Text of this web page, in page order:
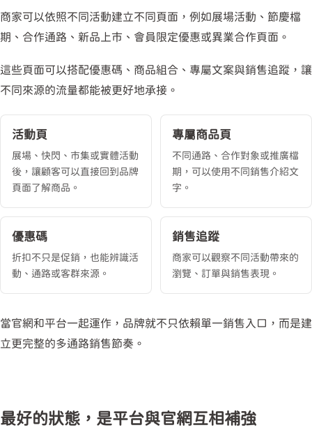
商家可以依照不同活動建立不同頁面，例如展場活動、節慶檔
期、合作通路、新品上市、會員限定優惠或異業合作頁面。
這些頁面可以搭配優惠碼、商品組合、專屬文案與銷售追蹤，讓
不同來源的流量都能被更好地承接。
活動頁
展場、快閃、市集或實體活動
後，讓顧客可以直接回到品牌
頁面了解商品。
專屬商品頁
不同通路、合作對象或推廣檔
期，可以使用不同銷售介紹文
字。
優惠碼
折扣不只是促銷，也能辨識活
動、通路或客群來源。
銷售追蹤
商家可以觀察不同活動帶來的
瀏覽、訂單與銷售表現。
當官網和平台一起運作，品牌就不只依賴單一銷售入口，而是建
立更完整的多通路銷售節奏。
最好的狀態，是平台與官網互相補強